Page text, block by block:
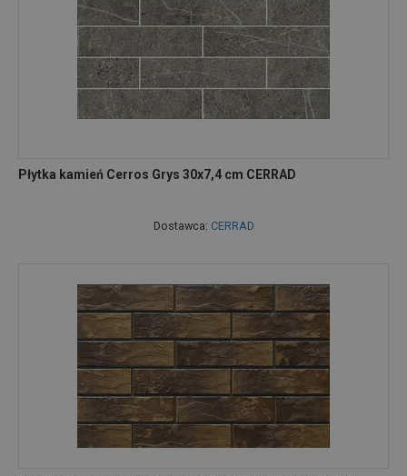
Płytka kamień Cerros Grys 30x7,4 cm CERRAD
Dostawca: CERRAD